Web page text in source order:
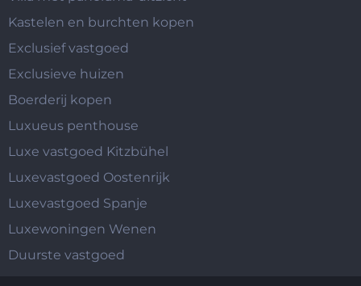
Kastelen en burchten kopen
Exclusief vastgoed
Exclusieve huizen
Boerderij kopen
Luxueus penthouse
Luxe vastgoed Kitzbühel
Luxevastgoed Oostenrijk
Luxevastgoed Spanje
Luxewoningen Wenen
Duurste vastgoed